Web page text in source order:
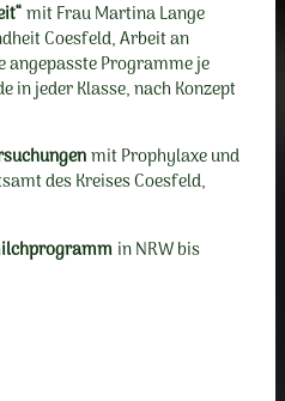
mit Frau Martina Lange
Coesfeld, Arbeit an
angepasste Programme je
in jeder Klasse, nach Konzept
mit Prophylaxe und
des Kreises Coesfeld,
in NRW bis